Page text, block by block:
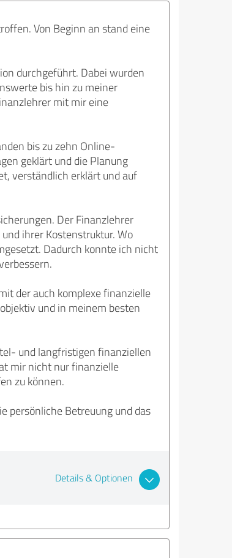
Von Beginn an stand eine
durchgeführt. Dabei wurden
bis hin zu meiner
mit mir eine
bis zu zehn Online-
geklärt und die Planung
verständlich erklärt und auf
Der Finanzlehrer
ihrer Kostenstruktur. Wo
Dadurch konnte ich nicht
der auch komplexe finanzielle
und in meinem besten
und langfristigen finanziellen
mir nicht nur finanzielle
zu können.
persönliche Betreuung und das
Details & Optionen